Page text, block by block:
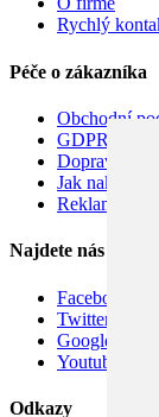
Rychlý
Péče o zákazníka
Obchodní
GDPR
Doprava
Jak nakupovat
Reklamace
Najdete nás
Facebook
Twitter
Google
Youtube
Odkazy